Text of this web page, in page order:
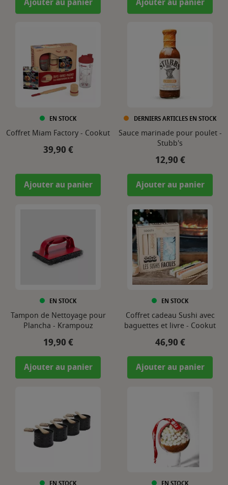
Ajouter au panier Ajouter au panier
EN STOCK
Coffret Miam Factory - Cookut
Prix
39,90 €
Ajouter au panier
DERNIERS ARTICLES EN STOCK
Sauce marinade pour poulet -
Stubb's
Prix
12,90 €
Ajouter au panier
EN STOCK
Tampon de Nettoyage pour
Plancha - Krampouz
Prix
19,90 €
Ajouter au panier
EN STOCK
Coffret cadeau Sushi avec
baguettes et livre - Cookut
Prix
46,90 €
Ajouter au panier